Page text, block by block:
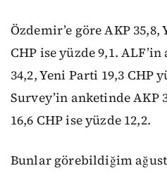
Özdemir’e göre AKP
CHP ise yüzde 9,1.
34,2, Yeni Parti 19,3 CHP
Survey’in anketinde AKP
16,6 CHP ise yüzde 12,2.
Bunlar görebildiğim